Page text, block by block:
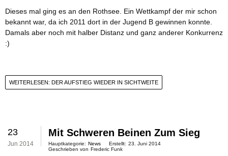
Dieses mal ging es an den Rothsee. Ein Wettkampf der mir schon
bekannt war, da ich 2011 dort in der Jugend B gewinnen konnte.
Damals aber noch mit halber Distanz und ganz anderer Konkurrenz
:)
WEITERLESEN: DER AUFSTIEG WIEDER IN SICHTWEITE
23
Jun 2014
Mit Schweren Beinen Zum Sieg
Hauptkategorie: News Erstellt: 23. Juni 2014
Geschrieben von Frederic Funk